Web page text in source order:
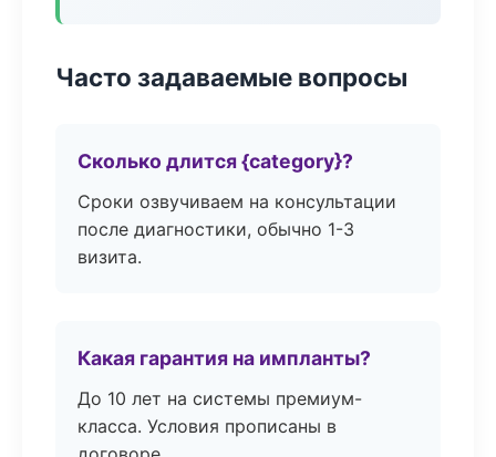
Часто задаваемые вопросы
Сколько длится {category}?
Сроки озвучиваем на консультации
после диагностики, обычно 1-3
визита.
Какая гарантия на импланты?
До 10 лет на системы премиум-
класса. Условия прописаны в